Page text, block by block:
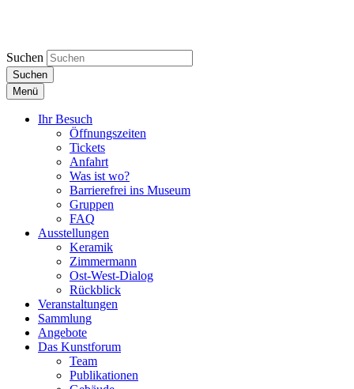
Suchen
Suchen
Menü
Ihr Besuch
Öffnungszeiten
Tickets
Anfahrt
Was ist wo?
Barrierefrei ins Museum
Gruppen
FAQ
Ausstellungen
Keramik
Zimmermann
Ost-West-Dialog
Rückblick
Veranstaltungen
Sammlung
Angebote
Das Kunstforum
Team
Publikationen